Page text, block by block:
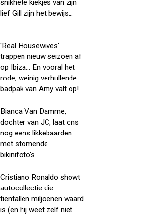
snikhete kiekjes van zijn
lief Gill zijn het bewijs...
'Real Housewives'
trappen nieuw seizoen af
op Ibiza... En vooral het
rode, weinig verhullende
badpak van Amy valt op!
Bianca Van Damme,
dochter van JC, laat ons
nog eens likkebaarden
met stomende
bikinifoto's
Cristiano Ronaldo showt
autocollectie die
tientallen miljoenen waard
is (en hij weet zelf niet